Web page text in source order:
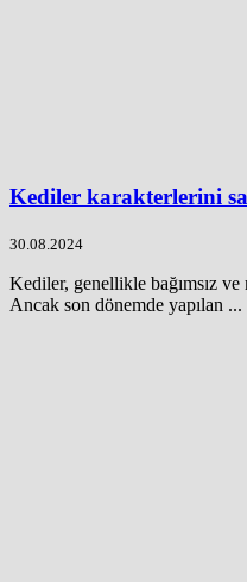
Kediler karakterlerini
30.08.2024
Kediler, genellikle bağımsız
Ancak son dönemde yapılan ...